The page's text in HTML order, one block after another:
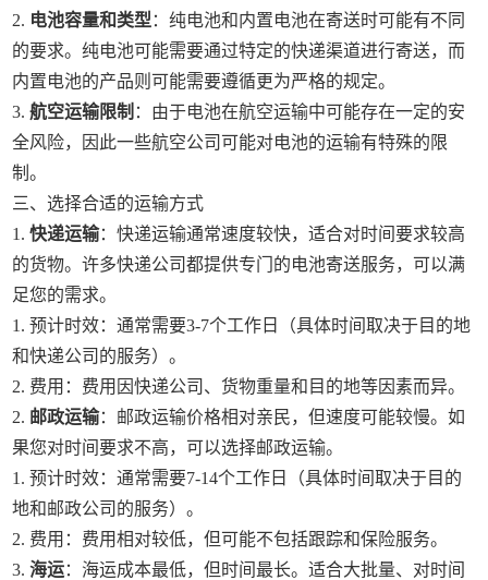
2. 电池容量和类型 ：纯电池和内置电池在寄送时可能有不同
的要求。纯电池可能需要通过特定的快递渠道进行寄送，而
内置电池的产品则可能需要遵循更为严格的规定。
3.航空运输限制 ：由于电池在航空运输中可能存在一定的安
全风险，因此一些航空公司可能对电池的运输有特殊的限
制。
三、选择合适的运输方式
1.快递运输：快递运输通常速度较快，适合对时间要求较高
的货物。许多快递公司都提供专门的电池寄送服务，可以满
足您的需求。
1. 预计时效：通常需要3-7个工作日（具体时间取决于目的地
和快递公司的服务）。
2. 费用：费用因快递公司、货物重量和目的地等因素而异。
2. 邮政运输：邮政运输价格相对亲民，但速度可能较慢。如
果您对时间要求不高，可以选择邮政运输。
1. 预计时效：通常需要7-14个工作日（具体时间取决于目的
地和邮政公司的服务）。
2. 费用：费用相对较低，但可能不包括跟踪和保险服务。
3.海运：海运成本最低，但时间最长。适合大批量、对时间